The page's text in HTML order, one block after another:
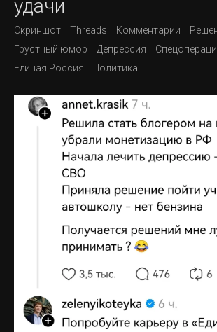
удачи
Скриншот Threads Комментарии
Грустный юмор
Депрессия
Единая Россия
Политика